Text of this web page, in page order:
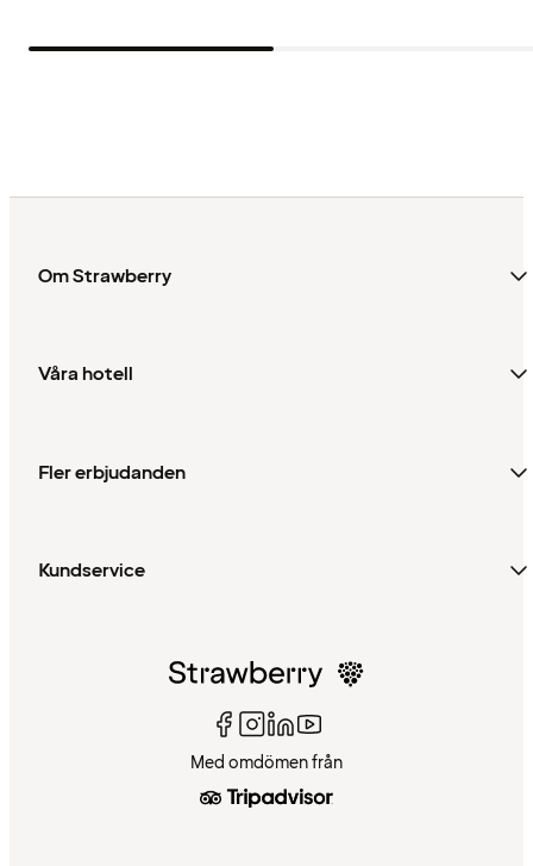
Om Strawberry
Våra hotell
Fler erbjudanden
Kundservice
Med omdömen från